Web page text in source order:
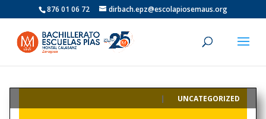
876 01 06 72 dirbach.epz@escolapiosemaus.org
UNCATEGORIZED